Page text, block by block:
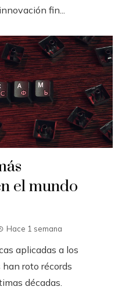
fin...
el mundo
Hace 1 semana
aplicadas a los
roto récords
décadas.